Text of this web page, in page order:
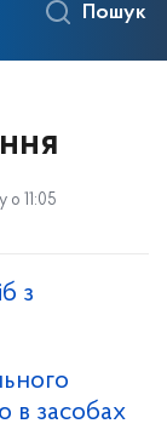
Пошук
о 11:05
з
в засобах